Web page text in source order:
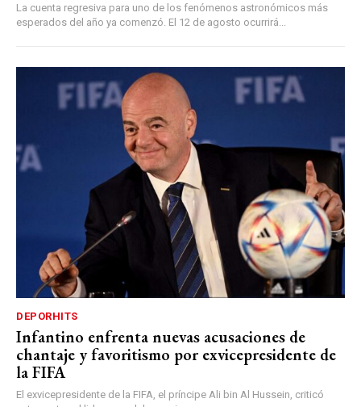
La cuenta regresiva para uno de los fenómenos astronómicos más
esperados del año ya comenzó. El 12 de agosto ocurrirá...
DEPORHITS
Infantino enfrenta nuevas acusaciones de
chantaje y favoritismo por exvicepresidente de
la FIFA
El exvicepresidente de la FIFA, el príncipe Ali bin Al Hussein, criticó